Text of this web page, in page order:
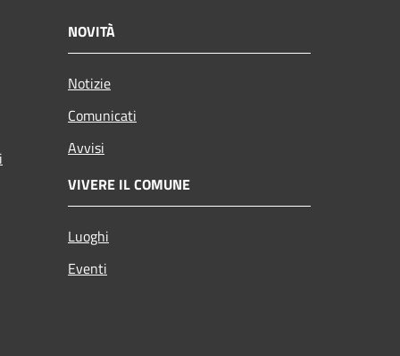
NOVITÀ
Notizie
Comunicati
Avvisi
VIVERE IL COMUNE
Luoghi
Eventi